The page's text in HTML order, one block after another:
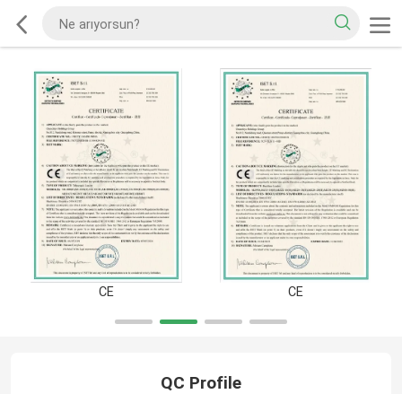
CE CE
QC Profile